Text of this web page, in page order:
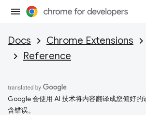
Docs Chrome Extensions
Reference
Google 会使用 AI 技术将内容翻译成您偏好的
含错误。